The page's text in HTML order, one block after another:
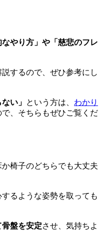
なやり方」や「慈悲のフレ
するので、ぜひ参考にし
い」 という方は、 わかり
で、そちらもぜひご覧くだ
椅子のどちらでも大丈夫
るような姿勢を取っても
盤を安定させ、気持ちよ